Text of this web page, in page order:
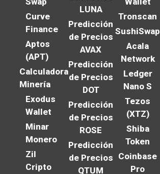
Curve
Finance
Aptos
(APT)
Calculadora
Minería
Exodus
Wallet
Minar
Monero
Zil
Cripto
LUNA
Predicción
de Precios
AVAX
Predicción
de Precios
DOT
Predicción
de Precios
ROSE
Predicción
de Precios
QTUM
Tronscan
SushiSwap
Acala
Network
Ledger
Nano S
Tezos
(XTZ)
Shiba
Token
Coinbase
Pro